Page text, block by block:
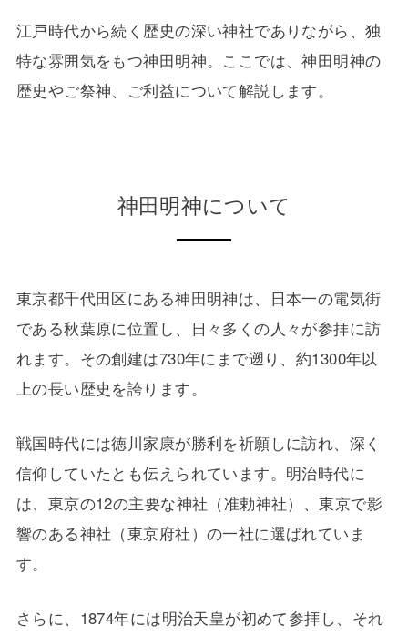
江戸時代から続く歴史の深い神社でありながら、独
特な雰囲気をもつ神田明神。ここでは、神田明神の
歴史やご祭神、ご利益について解説します。
神田明神について
東京都千代田区にある神田明神は、日本一の電気街
である秋葉原に位置し、日々多くの人々が参拝に訪
れます。その創建は730年にまで遡り、約1300年以
上の長い歴史を誇ります。
戦国時代には徳川家康が勝利を祈願しに訪れ、深く
信仰していたとも伝えられています。明治時代に
は、東京の12の主要な神社（准勅神社）、東京で影
響のある神社（東京府社）の一社に選ばれていま
す。
さらに、1874年には明治天皇が初めて参拝し、それ